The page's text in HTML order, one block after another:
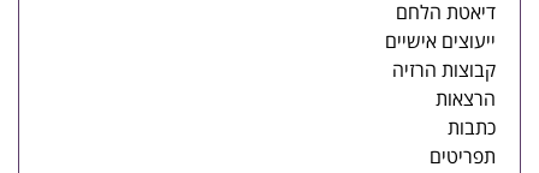
דיאטת הלחם
ייעוצים אישיים
קבוצות הרזיה
הרצאות
כתבות
תפריטים